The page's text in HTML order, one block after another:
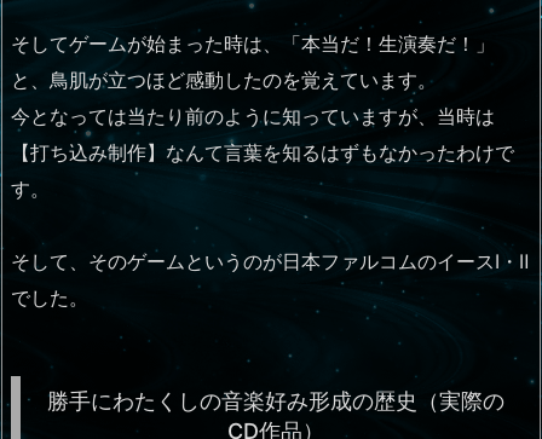
そしてゲームが始まった時は、「本当だ！生演奏だ！」
と、鳥肌が立つほど感動したのを覚えています。
今となっては当たり前のように知っていますが、当時は
【打ち込み制作】なんて言葉を知るはずもなかったわけで
す。
そして、そのゲームというのが日本ファルコムのイースⅠ・Ⅱ
でした。
勝手にわたくしの音楽好み形成の歴史（実際の
CD作品）